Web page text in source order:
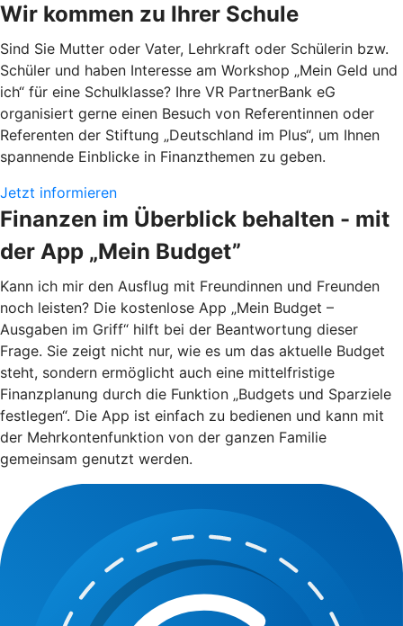
Wir kommen zu Ihrer Schule
Sind Sie Mutter oder Vater, Lehrkraft oder Schülerin bzw.
Schüler und haben Interesse am Workshop „Mein Geld und
ich“ für eine Schulklasse? Ihre VR PartnerBank eG
organisiert gerne einen Besuch von Referentinnen oder
Referenten der Stiftung „Deutschland im Plus“, um Ihnen
spannende Einblicke in Finanzthemen zu geben.
Jetzt informieren
Finanzen im Überblick behalten - mit
der App „Mein Budget”
Kann ich mir den Ausflug mit Freundinnen und Freunden
noch leisten? Die kostenlose App „Mein Budget –
Ausgaben im Griff“ hilft bei der Beantwortung dieser
Frage. Sie zeigt nicht nur, wie es um das aktuelle Budget
steht, sondern ermöglicht auch eine mittelfristige
Finanzplanung durch die Funktion „Budgets und Sparziele
festlegen“. Die App ist einfach zu bedienen und kann mit
der Mehrkontenfunktion von der ganzen Familie
gemeinsam genutzt werden.